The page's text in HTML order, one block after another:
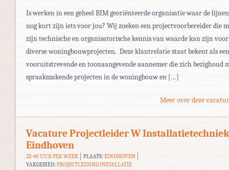
Is werken in een geheel BIM georiënteerde organisatie waar de lijnen
nog kort zijn iets voor jou? Wij zoeken een projectvoorbereider die
zijn technische en organisatorische kennis van waarde kan zijn voor
diverse woningbouwprojecten. Deze klantrelatie staat bekent als een
vooruitstrevende en toonaangevende aannemer die zich bezighoud
spraakmakende projecten in de woningbouw en […]
Meer over deze
Vacature Projectleider W Installatietechniek
Eindhoven
32-40 UUR PER WEEK PLAATS: EINDHOVEN
VAKGEBIED: PROJECTLEIDING INSTALLATIE